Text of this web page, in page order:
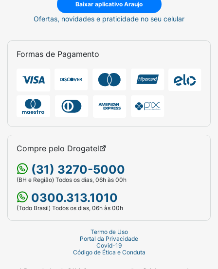
Baixar aplicativo Araujo
Ofertas, novidades e praticidade no seu celular
Formas de Pagamento
Compre pelo Drogatel
(31) 3270-5000
(BH e Região) Todos os dias, 06h às 00h
0300.313.1010
(Todo Brasil) Todos os dias, 06h às 00h
Termo de Uso
Portal da Privacidade
Covid-19
Código de Ética e Conduta